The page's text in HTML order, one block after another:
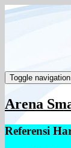
Toggle navigation
Arena
Referensi